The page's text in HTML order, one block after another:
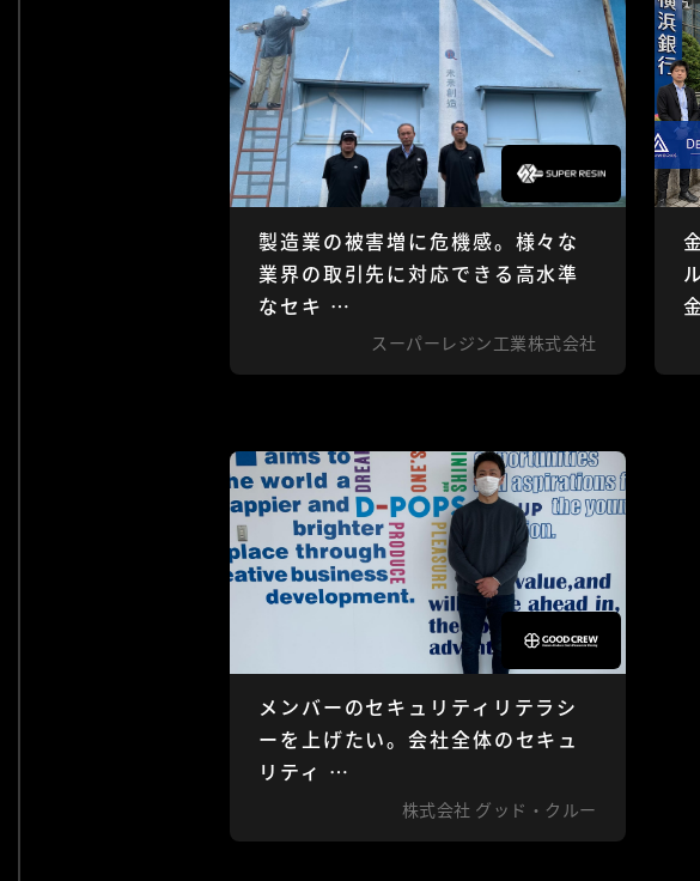
製造業の被害増に危機感。様々な
業界の取引先に対応できる高水準
なセキ …
スーパーレジン工業株式会社
メンバーのセキュリティリテラシ
ーを上げたい。会社全体のセキュ
リティ …
株式会社 グッド・クルー